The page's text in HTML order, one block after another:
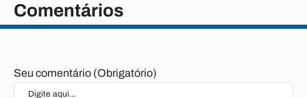
Comentários
Seu comentário (Obrigatório)